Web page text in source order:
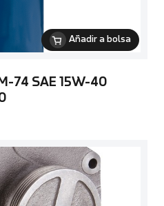
Añadir a bolsa
74 SAE 15W-40